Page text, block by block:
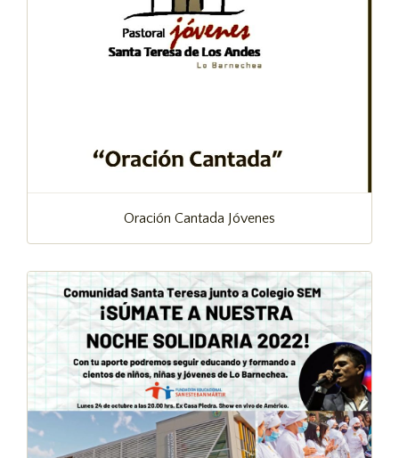
Oración Cantada Jóvenes